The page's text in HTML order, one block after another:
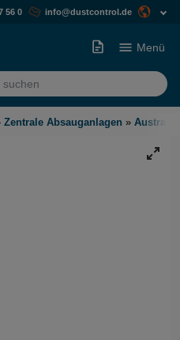
56 0 info@dustcontrol.de
Menü
Zentrale Absauganlagen »